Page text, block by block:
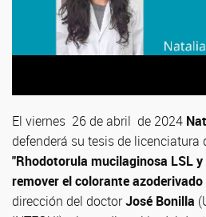
El viernes 26 de abril de 2024
defenderá su tesis de
"Rhodotorula mucilaginosa LSL
remover el colorante azoderivado
dirección del doctorJosé Bonilla